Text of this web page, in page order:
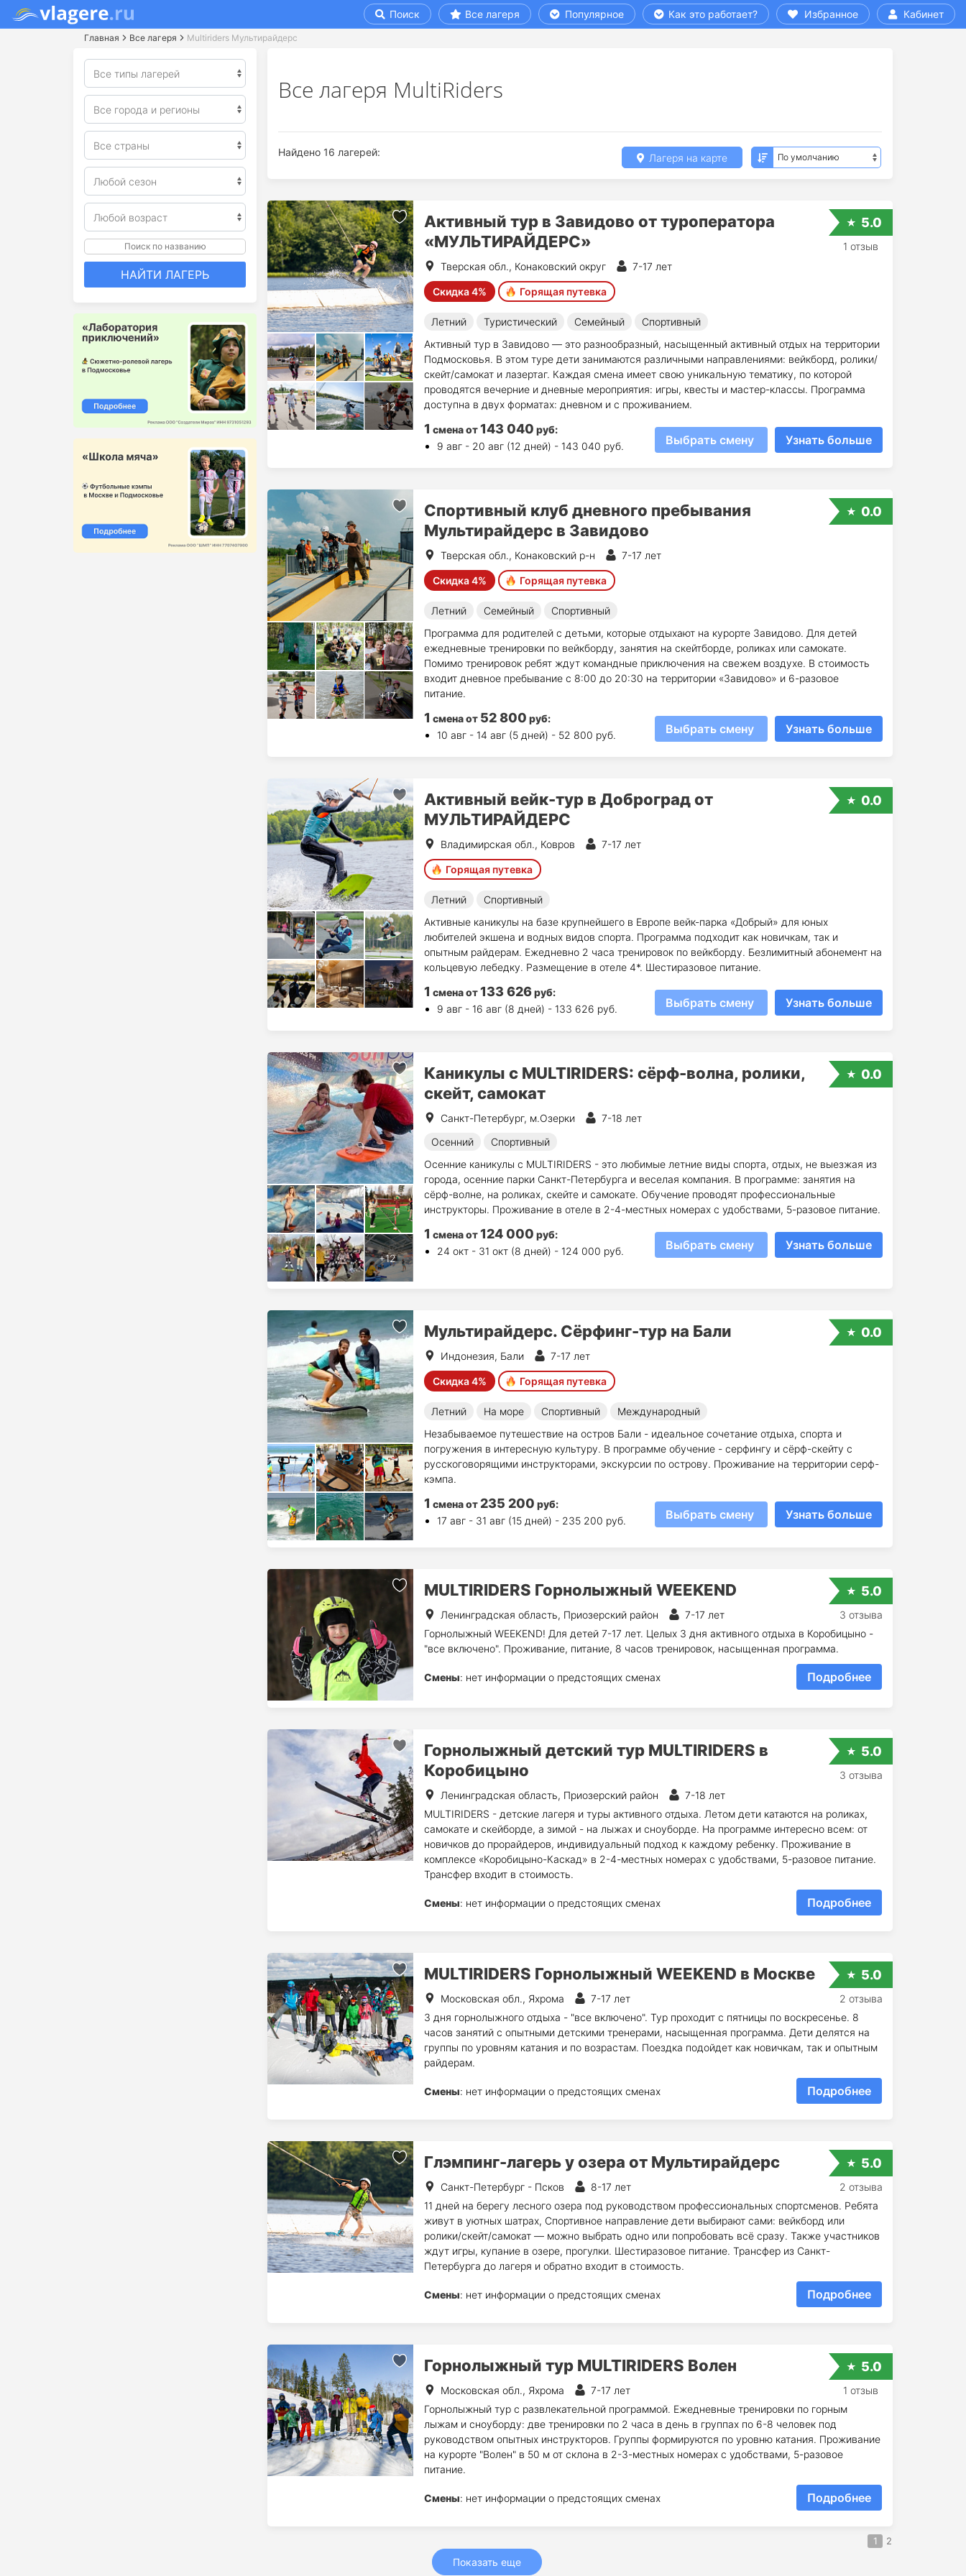
Поиск Все лагеря Популярное Как это работает? Избранное Кабинет
Главная Все лагеря Мultiriders Мультирайдерс
Поиск по названию
НАЙТИ ЛАГЕРЬ
Все лагеря MultiRiders
Найдено 16 лагерей: Лагеря на карте
Активный тур в Завидово от туроператора
«МУЛЬТИРАЙДЕРС»
Тверская обл., Конаковский округ 7-17 лет
Скидка 4% Горящая путевка
Летний Туристический Семейный
Спортивный
Активный тур в Завидово — это разнообразный, насыщенный активный отдых на территории
Подмосковья. В этом туре дети занимаются различными направлениями: вейкборд, ролики/
скейт/самокат и лазертаг. Каждая смена имеет свою уникальную тематику, по которой
проводятся вечерние и дневные мероприятия: игры, квесты и мастер-классы. Программа
доступна в двух форматах: дневном и с проживанием.
1 сменаот143 040 руб:
9 авг - 20 авг (12 дней) - 143 040 руб.
Выбрать смену Узнать больше
5.0
1 отзыв
Спортивный клуб дневного пребывания
Мультирайдерс в Завидово
Тверская обл., Конаковский р-н 7-17 лет
Скидка 4% Горящая путевка
Летний Семейный
Спортивный
Программа для родителей с детьми, которые отдыхают на курорте Завидово. Для детей
ежедневные тренировки по вейкборду, занятия на скейтборде, роликах или самокате.
Помимо тренировок ребят ждут командные приключения на свежем воздухе. В стоимость
входит дневное пребывание с 8:00 до 20:30 на территории «Завидово» и 6-разовое
питание.
1 сменаот 52 800 руб:
10 авг - 14 авг (5 дней) - 52 800 руб.
Выбрать смену Узнать больше
0.0
Активный вейк-тур в Доброград от
МУЛЬТИРАЙДЕРС
Владимирская обл., Ковров 7-17 лет
Горящая путевка
Летний
Спортивный
Активные каникулы на базе крупнейшего в Европе вейк-парка «Добрый» для юных
любителей экшена и водных видов спорта. Программа подходит как новичкам, так и
опытным райдерам. Ежедневно 2 часа тренировок по вейкборду. Безлимитный абонемент на
кольцевую лебедку. Размещение в отеле 4*. Шестиразовое питание.
1 сменаот133 626руб:
9 авг - 16 авг (8 дней) - 133 626 руб.
Выбрать смену Узнать больше
0.0
Каникулы с MULTIRIDERS: сёрф-волна, ролики,
скейт, самокат
Санкт-Петербург, м.Озерки
7-18 лет
Осенний
Спортивный
Осенние каникулы с MULTIRIDERS - это любимые летние виды спорта, отдых, не выезжая из
города, осенние парки Санкт-Петербурга и веселая компания. В программе: занятия на
сёрф-волне, на роликах, скейте и самокате. Обучение проводят профессиональные
инструкторы. Проживание в отеле в 2-4-местных номерах с удобствами, 5-разовое питание.
1 сменаот124 000 руб:
24 окт - 31 окт (8 дней) - 124 000 руб.
Выбрать смену Узнать больше
0.0
Мультирайдерс. Cёрфинг-тур на Бали
Индонезия, Бали 7-17 лет
Скидка 4% Горящая путевка
Летний На море Спортивный
Международный
Незабываемое путешествие на остров Бали - идеальное сочетание отдыха, спорта и
погружения в интересную культуру. В программе обучение - серфингу и сёрф-скейту с
русскоговорящими инструкторами, экскурсии по острову. Проживание на территории серф-
кэмпа.
1 сменаот235 200 руб:
17 авг - 31 авг (15 дней) - 235 200 руб.
Выбрать смену Узнать больше
0.0
MULTIRIDERS Горнолыжный WEEKEND
Ленинградская область, Приозерский район
7-17 лет
Горнолыжный WEEKEND! Для детей 7-17 лет. Целых 3 дня активного отдыха в Коробицыно -
"все включено". Проживание, питание, 8 часов тренировок, насыщенная программа.
Смены: нет информации о предстоящих сменах Подробнее
5.0
3 отзыва
Горнолыжный детский тур MULTIRIDERS в
Коробицыно
Ленинградская область, Приозерский район
7-18 лет
MULTIRIDERS - детские лагеря и туры активного отдыха. Летом дети катаются на роликах,
самокате и скейборде, а зимой - на лыжах и сноуборде. На программе интересно всем: от
новичков до прорайдеров, индивидуальный подход к каждому ребенку. Проживание в
комплексе «Коробицыно-Каскад» в 2-4-местных номерах с удобствами, 5-разовое питание.
Трансфер входит в стоимость.
Смены: нет информации о предстоящих сменах Подробнее
5.0
3 отзыва
MULTIRIDERS Горнолыжный WEEKEND в Москве
Московская обл., Яхрома
7-17 лет
3 дня горнолыжного отдыха - "все включено". Тур проходит с пятницы по воскресенье. 8
часов занятий с опытными детскими тренерами, насыщенная программа. Дети делятся на
группы по уровням катания и по возрастам. Поездка подойдет как новичкам, так и опытным
райдерам.
Смены: нет информации о предстоящих сменах Подробнее
5.0
2 отзыва
Глэмпинг-лагерь у озера от Мультирайдерс
Санкт-Петербург - Псков
8-17 лет
11 дней на берегу лесного озера под руководством профессиональных спортсменов. Ребята
живут в уютных шатрах, Спортивное направление дети выбирают сами: вейкборд или
ролики/скейт/самокат — можно выбрать одно или попробовать всё сразу. Также участников
ждут игры, купание в озере, прогулки. Шестиразовое питание. Трансфер из Санкт-
Петербурга до лагеря и обратно входит в стоимость.
Смены: нет информации о предстоящих сменах Подробнее
5.0
2 отзыва
Горнолыжный тур MULTIRIDERS Волен
Московская обл., Яхрома
7-17 лет
Горнолыжный тур с развлекательной программой. Ежедневные тренировки по горным
лыжам и сноуборду: две тренировки по 2 часа в день в группах по 6-8 человек под
руководством опытных инструкторов. Группы формируются по уровню катания. Проживание
на курорте "Волен" в 50 м от склона в 2-3-местных номерах с удобствами, 5-разовое
питание.
Смены: нет информации о предстоящих сменах Подробнее
5.0
1 отзыв
1 2
Показать еще